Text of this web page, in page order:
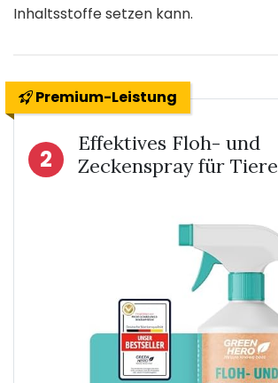
Inhaltsstoffe setzen kann.
Premium-Leistung
2
Effektives Floh- und
Zeckenspray für Tiere